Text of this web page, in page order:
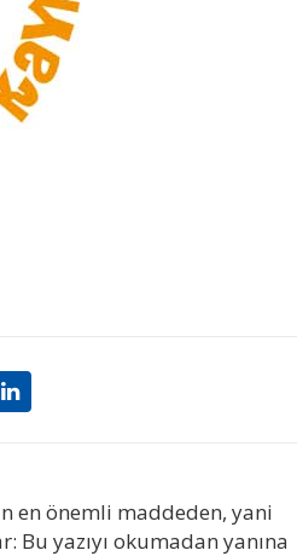
en önemli maddeden, yani
Bu yazıyı okumadan yanına